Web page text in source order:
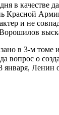
дня в
Красной
и не
в 3-м
о
Ленин